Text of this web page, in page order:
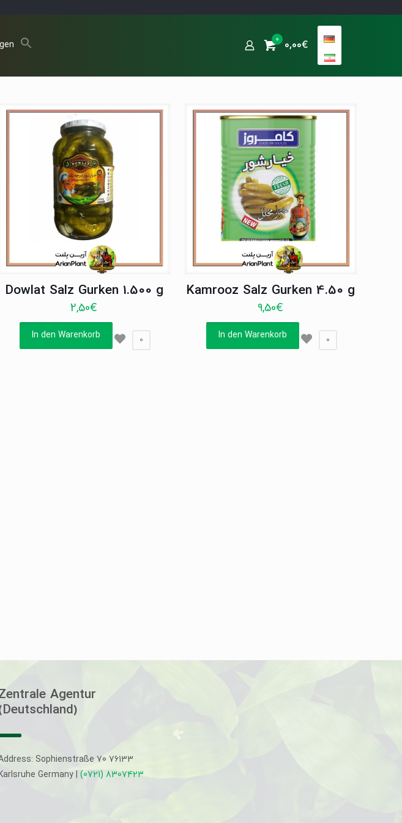
0 0,00€
Dowlat Salz Gurken 1.500 g
2,50€
In den Warenkorb 0
Kamrooz Salz Gurken 4.50 g
9,50€
In den Warenkorb 0
Agentur
Sophienstraße 70 76133
Germany | (0721) 8307423